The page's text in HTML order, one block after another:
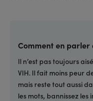
Comment en parler
Il n’est pas toujours
VIH. Il fait moins peur
mais reste tout aussi
les mots, bannissez les